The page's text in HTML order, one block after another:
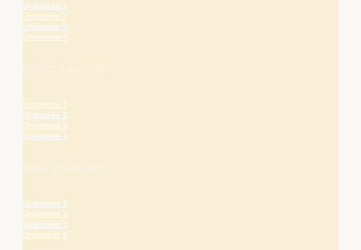
Unterseite 1
Unterseite 2
Unterseite 3
Unterseite 4
Unterseite 1
Unterseite 2
Unterseite 3
Unterseite 4
Unterseite 1
Unterseite 2
Unterseite 3
Unterseite 4